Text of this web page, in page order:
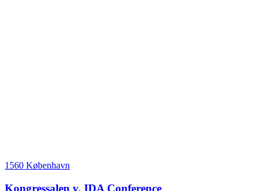
1560 København
Kongressalen v. IDA Conference